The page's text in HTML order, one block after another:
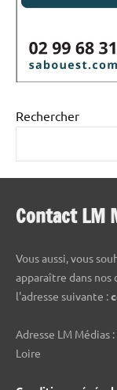
Rechercher
Contact LM
Vous aussi, vous
apparaître dans nos
l'adresse suivante :
Adresse LM Médias
Loire